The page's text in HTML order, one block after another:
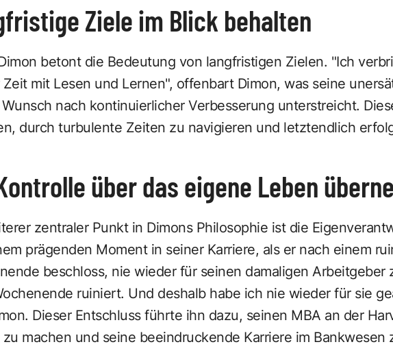
Ziele im Blick behalten
betont die Bedeutung von langfristigen Zielen. "Ich
Zeit mit Lesen und Lernen", offenbart Dimon, was seine
nach kontinuierlicher Verbesserung unterstreicht.
durch turbulente Zeiten zu navigieren und letztendlich
über das eigene Leben
zentraler Punkt in Dimons Philosophie ist die
prägenden Moment in seiner Karriere, als er nach einem
beschloss, nie wieder für seinen damaligen Arbeitgeber
ruiniert. Und deshalb habe ich nie wieder für sie
Dieser Entschluss führte ihn dazu, seinen MBA an der
zu machen und seine beeindruckende Karriere im Bankwesen